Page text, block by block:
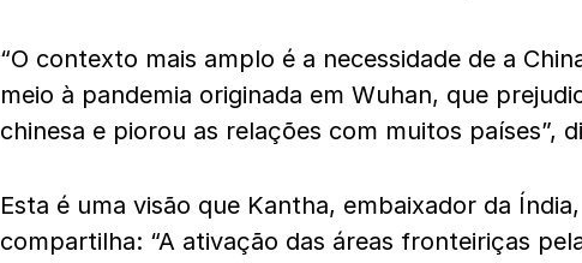
“O contexto mais amplo é a necessidade de a
meio à pandemia originada em Wuhan, que
chinesa e piorou as relações com muitos países”,
Esta é uma visão que Kantha, embaixador da
compartilha: “A ativação das áreas fronteiriças